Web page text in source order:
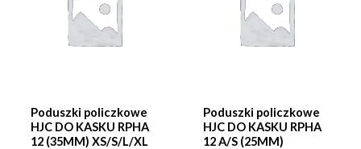
Poduszki policzkowe
HJC DO KASKU RPHA
12 (35MM) XS/S/L/XL
Poduszki policzkowe
HJC DO KASKU RPHA
12 A/S (25MM)